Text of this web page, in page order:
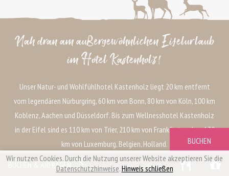
Wir nutzen Cookies. Durch die Nutzung unserer Website akzeptieren Sie die
Datenschutzhinweise.Hinweis schließen
BUCHEN & ANFRAGEN
Nah dran am außergewöhnlichen Eifelurlaub
im Hotel Kastenholz!
Unser Natur- und Wohlfühlhotel Kastenholz liegt 20 km entfernt
vom legendären Nürburgring, 60 km von Bonn, 80 km von Köln, 100 km
Koblenz, Aachen und Düsseldorf. Bis zum Wellnesshotel Kastenholz
in der Eifel sind es 110 km von Trier, 210 km von Frankfurt und ca. 130
km von Luxemburg, Belgien, Holland.
Für Fluggäste: ca. 60 Min. vom Flughafen Köln/Bonn, ca. 75 Min. vom
Flughafen Düsseldorf.